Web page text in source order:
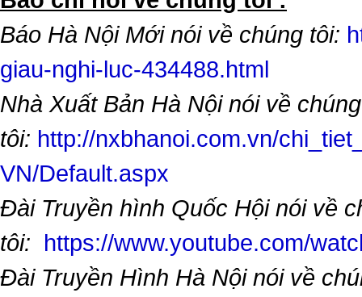
Báo Hà Nội Mới nói về chúng tôi:
giau-nghi-luc-434488.html
Nhà Xuất Bản Hà Nội nói về chúng
tôi: http://nxbhanoi.com.vn/
VN/Default.aspx
Đài Truyền hình Quốc Hội nói về
tôi: https://www.youtube.com/
Đài Truyền Hình Hà Nội nói về